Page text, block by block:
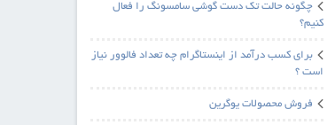
چگونه حالت تک دست گوشی سامسونگ را فعال
کنیم؟
برای کسب درآمد از اینستاگرام چه تعداد فالوور نیاز
است ؟
فروش محصولات یوگرین